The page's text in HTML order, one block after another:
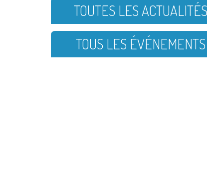
TOUTES LES ACTUALITÉS
TOUS LES ÉVÉNEMENTS